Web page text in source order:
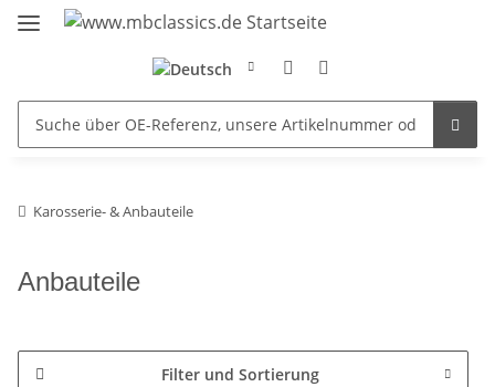
Karosserie- & Anbauteile
Anbauteile
Filter und Sortierung